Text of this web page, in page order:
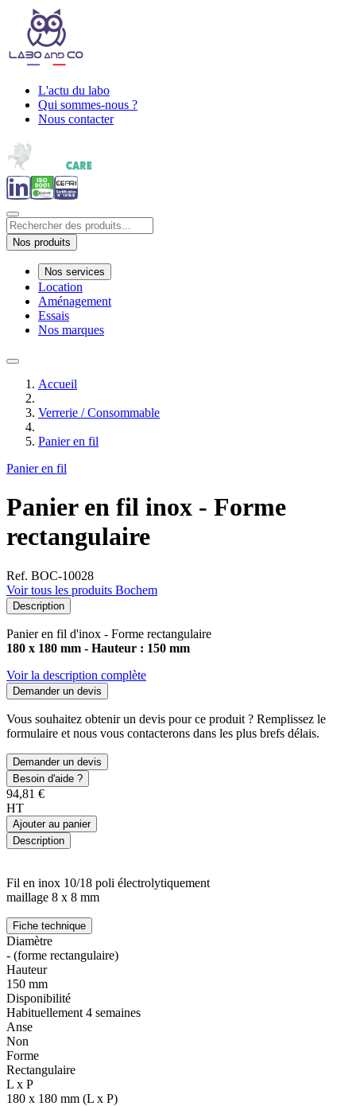
L'actu du labo
Qui sommes-nous ?
Nous contacter
Nos produits
Nos services
Location
Aménagement
Essais
Nos marques
Accueil
Verrerie / Consommable
Panier en fil
Panier en fil
Panier en fil inox - Forme
rectangulaire
Ref. BOC-10028
Voir tous les produits Bochem
Description
Panier en fil d'inox - Forme rectangulaire
180 x 180 mm - Hauteur : 150 mm
Voir la description complète
Demander un devis
Vous souhaitez obtenir un devis pour ce produit ? Remplissez le
formulaire et nous vous contacterons dans les plus brefs délais.
Demander un devis
Besoin d'aide ?
94,81 €
HT
Ajouter au panier
Description
Fil en inox 10/18 poli électrolytiquement
maillage 8 x 8 mm
Fiche technique
Diamètre
- (forme rectangulaire)
Hauteur
150 mm
Disponibilité
Habituellement 4 semaines
Anse
Non
Forme
Rectangulaire
L x P
180 x 180 mm (L x P)